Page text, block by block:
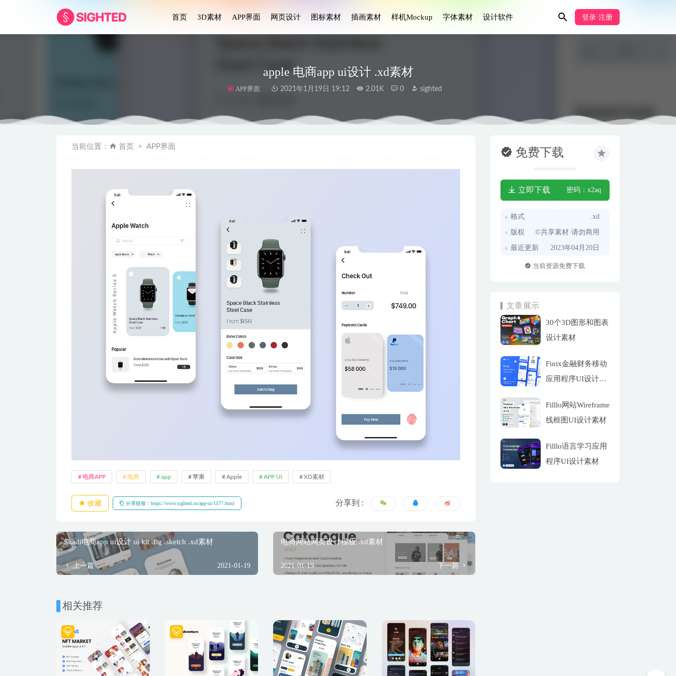
首页 3D素材 APP界面 网页设计 图标素材 插画素材 样机Mockup 字体素材 设计软件 登录·注册
apple 电商app ui设计 .xd素材
APP界面 2021年1月19日 19:12 2.01K 0 sighted
当前位置： 首页 APP界面
电商APP 电商 app 苹果 Apple APP UI XD素材
收藏 分享链接：https://www.sighted.cn/app-ui/1577.html 分享到 :
Skadi电商app ui设计 ui kit .fig .sketch .xd素材
上一篇 2021-01-19
电商网站网页设计模板 .xd素材
2021-01-19 下一篇
相关推荐
免费下载
立即下载 密码：x2aq
格式 .xd
版权 ©共享素材·请勿商用
最近更新 2023年04月20日
当前资源免费下载
文章展示
30个3D图形和图表
设计素材
Finix金融财务移动
应用程序UI设计套
Filllo网站Wireframe
线框图UI设计素材
Filllo语言学习应用
程序UI设计素材
Balb-社交媒体应用程序UI设计套件 2024-11-28